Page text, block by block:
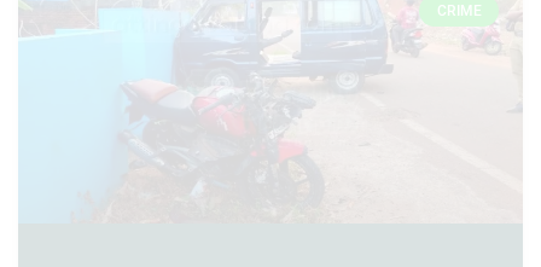
CRIME